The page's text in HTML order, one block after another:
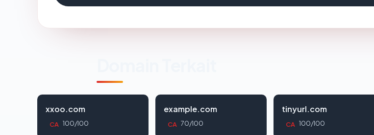
xxoo.com
CA 100/100
example.com
CA 70/100
tinyurl.com
CA 100/100